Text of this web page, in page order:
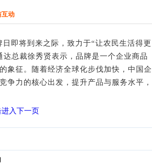
互动
即将到来之际，致力于“让农民生活得更
总裁徐秀贤表示，品牌是一个企业商品
象征。随着经济全球化步伐加快，中国企
争力的核心出发，提升产品与服务水平，